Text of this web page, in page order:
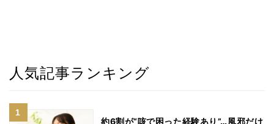
人気記事ランキング
約6割が“咳で困った経験あり”…風邪だけ